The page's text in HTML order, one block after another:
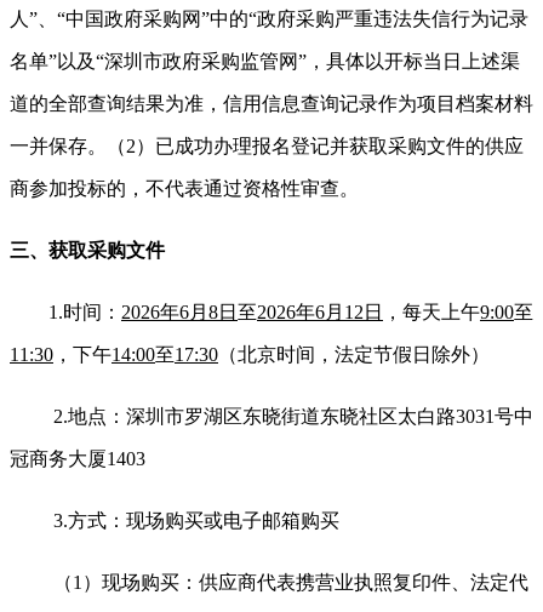
人”、“中国政府采购网”中的“政府采购严重违法失信行为记录
名单”以及“深圳市政府采购监管网”，具体以开标当日上述渠
道的全部查询结果为准，信用信息查询记录作为项目档案材料
一并保存。（2）已成功办理报名登记并获取采购文件的供应
商参加投标的，不代表通过资格性审查。
三、获取采购文件
1.时间： 2026年6月8日 至2026年6月12日 ，每天上午9:00至
11:30 ，下午14:00至17:30 （北京时间，法定节假日除外）
2.地点：深圳市罗湖区东晓街道东晓社区太白路3031号中
冠商务大厦1403
3.方式：现场购买或电子邮箱购买
（1）现场购买：供应商代表携营业执照复印件、法定代